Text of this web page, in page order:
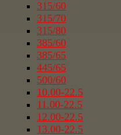
315/60
315/70
315/80
385/60
385/65
445/65
500/60
10.00-22.5
11.00-22.5
12.00-22.5
13.00-22.5